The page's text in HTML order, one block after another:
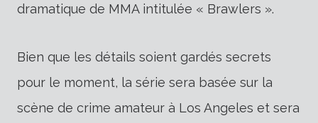
dramatique de MMA intitulée « Brawlers ».
Bien que les détails soient gardés secrets
pour le moment, la série sera basée sur la
scène de crime amateur à Los Angeles et sera